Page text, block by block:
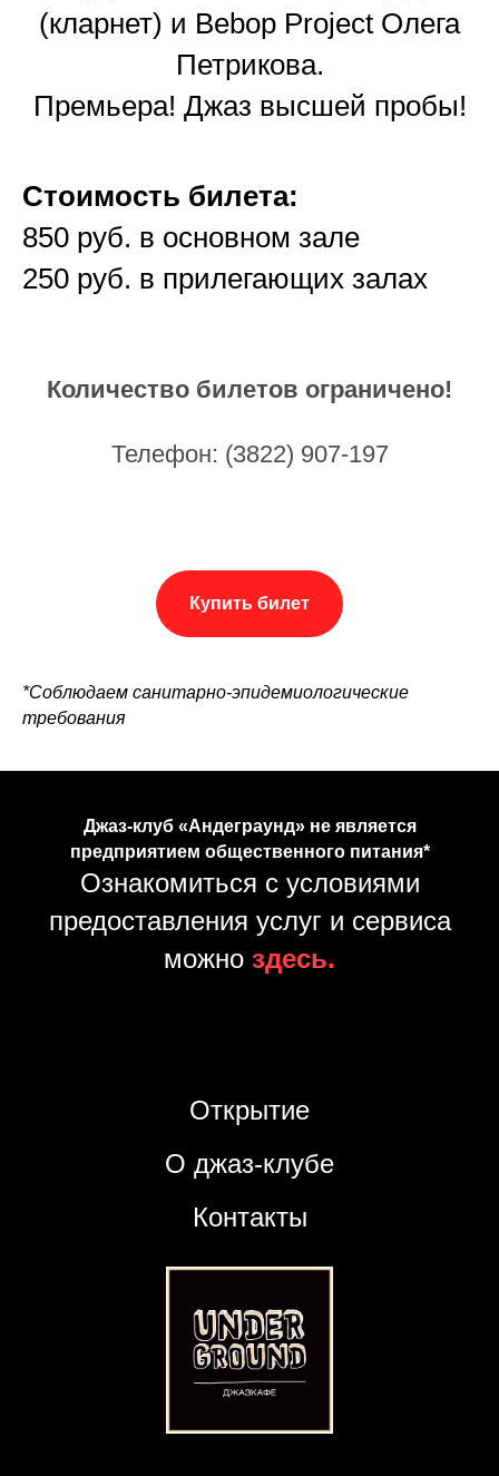
(кларнет) и Bebop Project Олега
Петрикова.
Премьера! Джаз высшей пробы!
Стоимость билета:
850 руб. в основном зале
250 руб. в прилегающих залах
Количество билетов ограничено!
Телефон: (3822) 907-197
Купить билет
*Соблюдаем санитарно-эпидемиологические
требования
Джаз-клуб «Андеграунд» не является
предприятием общественного питания*
Ознакомиться с условиями
предоставления услуг и сервиса
можно здесь.
Открытие
О джаз-клубе
Контакты